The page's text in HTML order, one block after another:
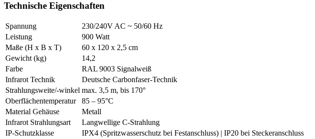
Technische Eigenschaften
Spannung
230/240V AC ~ 50/60 Hz
Leistung
900 Watt
Maße (H x B x T)
60 x 120 x 2,5 cm
Gewicht (kg)
14,2
Farbe
RAL 9003 Signalweiß
Infrarot Technik
Deutsche Carbonfaser-Technik
Strahlungsweite/-winkel max. 3,5 m, bis 170°
Oberflächentemperatur
85 – 95°C
Material Gehäuse
Metall
Infrarot Strahlungsart
Langwellige C-Strahlung
IP-Schutzklasse
IPX4 (Spritzwasserschutz bei Festanschluss) | IP20 bei Steckeranschluss